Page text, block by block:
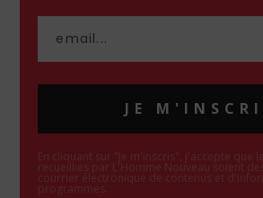
JE
En cliquant sur "Je m'inscris", j'accepte que
recueillies par L'Homme Nouveau soient
courrier électronique de contenus et
programmes.